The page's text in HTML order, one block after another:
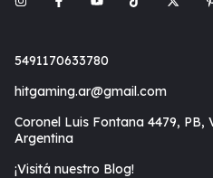
5491170633780
hitgaming.ar@gmail.com
Coronel Luis Fontana 4479, PB,
Argentina
¡Visitá nuestro Blog!